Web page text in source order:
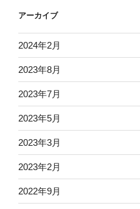
アーカイブ
2024年2月
2023年8月
2023年7月
2023年5月
2023年3月
2023年2月
2022年9月